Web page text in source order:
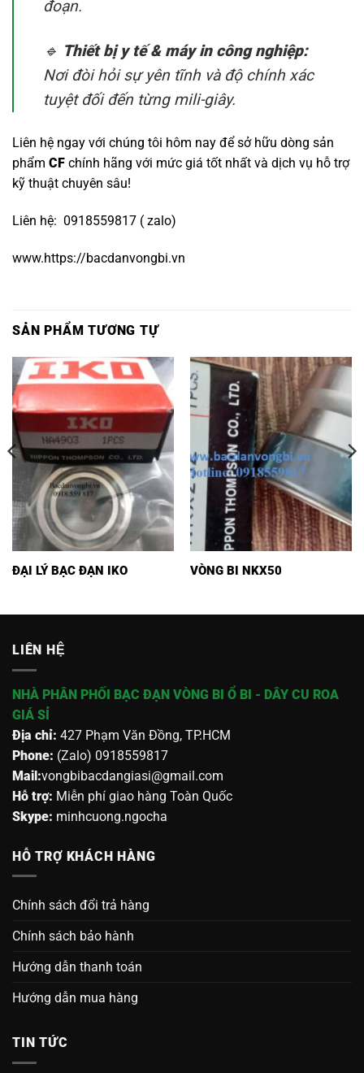
đoạn.
🔹 Thiết bị y tế & máy in công nghiệp:
Nơi đòi hỏi sự yên tĩnh và độ chính xác
tuyệt đối đến từng mili-giây.
Liên hệ ngay với chúng tôi hôm nay để sở hữu dòng sản
phẩm CF chính hãng với mức giá tốt nhất và dịch vụ hỗ trợ
kỹ thuật chuyên sâu!
Liên hệ: 0918559817 ( zalo)
www.https://bacdanvongbi.vn
SẢN PHẨM TƯƠNG TỰ
ĐẠI LÝ BẠC ĐẠN IKO VÒNG BI NKX50
LIÊN HỆ
NHÀ PHÂN PHỐI BẠC ĐẠN VÒNG BI Ổ BI - DÂY CU ROA
GIÁ SỈ
Địa chỉ: 427 Phạm Văn Đồng, TP.HCM
Phone: (Zalo) 0918559817
Mail:vongbibacdangiasi@gmail.com
Hỗ trợ: Miễn phí giao hàng Toàn Quốc
Skype: minhcuong.ngocha
HỖ TRỢ KHÁCH HÀNG
Chính sách đổi trả hàng
Chính sách bảo hành
Hướng dẫn thanh toán
Hướng dẫn mua hàng
TIN TỨC